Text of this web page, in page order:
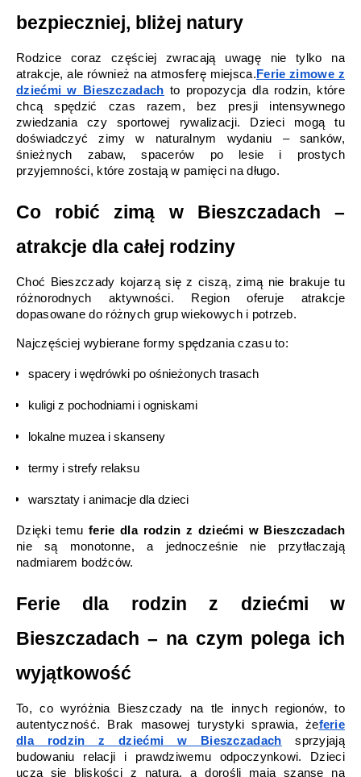
bezpieczniej, bliżej natury
Rodzice coraz częściej zwracają uwagę nie tylko na
atrakcje, ale również na atmosferę miejsca. Ferie zimowe z
dziećmi w Bieszczadach to propozycja dla rodzin, które
chcą spędzić czas razem, bez presji intensywnego
zwiedzania czy sportowej rywalizacji. Dzieci mogą tu
doświadczyć zimy w naturalnym wydaniu – sanków,
śnieżnych zabaw, spacerów po lesie i prostych
przyjemności, które zostają w pamięci na długo.
Co robić zimą w Bieszczadach –
atrakcje dla całej rodziny
Choć Bieszczady kojarzą się z ciszą, zimą nie brakuje tu
różnorodnych aktywności. Region oferuje atrakcje
dopasowane do różnych grup wiekowych i potrzeb.
Najczęściej wybierane formy spędzania czasu to:
spacery i wędrówki po ośnieżonych trasach
kuligi z pochodniami i ogniskami
lokalne muzea i skanseny
termy i strefy relaksu
warsztaty i animacje dla dzieci
Dzięki temu ferie dla rodzin z dziećmi w Bieszczadach
nie są monotonne, a jednocześnie nie przytłaczają
nadmiarem bodźców.
Ferie dla rodzin z dziećmi w
Bieszczadach – na czym polega ich
wyjątkowość
To, co wyróżnia Bieszczady na tle innych regionów, to
autentyczność. Brak masowej turystyki sprawia, żeferie
dla rodzin z dziećmi w Bieszczadach sprzyjają
budowaniu relacji i prawdziwemu odpoczynkowi. Dzieci
uczą się bliskości z naturą, a dorośli mają szansę na